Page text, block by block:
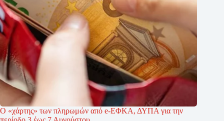
Ο «χάρτης» των πληρωμών από e-ΕΦΚΑ, ΔΥΠΑ για την